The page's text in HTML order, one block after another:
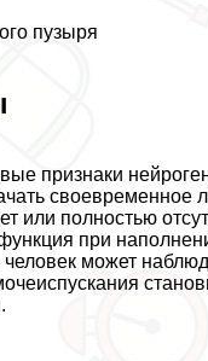
пузыря
признаки
своевременное
или полностью
при
человек может